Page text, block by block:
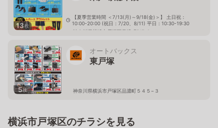
13枚
【夏季営業時間 ＜7/13(月)～9/18(金)＞】 土日祝：
10:00-20:00 (祝日：7/20、8/11) 平日：10:30-19:30
神奈川県横浜市戸塚区品濃町517-2
5枚
オートバックス
東戸塚
神奈川県横浜市戸塚区品濃町５４５−３
横浜市戸塚区のチラシを見る